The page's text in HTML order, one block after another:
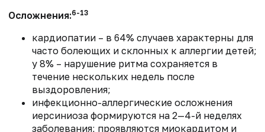
Осложнения:6-13
кардиопатии – в 64% случаев характерны для
часто болеющих и склонных к аллергии детей;
у 8% – нарушение ритма сохраняется в
течение нескольких недель после
выздоровления;
инфекционно-аллергические осложнения
иерсиниоза формируются на 2—4-й неделях
заболевания; проявляются миокардитом и